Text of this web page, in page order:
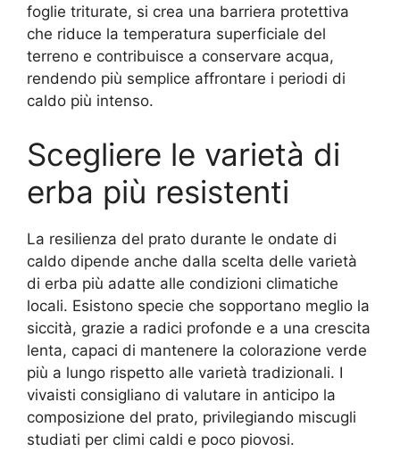
foglie triturate, si crea una barriera protettiva
che riduce la temperatura superficiale del
terreno e contribuisce a conservare acqua,
rendendo più semplice affrontare i periodi di
caldo più intenso.
Scegliere le varietà di
erba più resistenti
La resilienza del prato durante le ondate di
caldo dipende anche dalla scelta delle varietà
di erba più adatte alle condizioni climatiche
locali. Esistono specie che sopportano meglio la
siccità, grazie a radici profonde e a una crescita
lenta, capaci di mantenere la colorazione verde
più a lungo rispetto alle varietà tradizionali. I
vivaisti consigliano di valutare in anticipo la
composizione del prato, privilegiando miscugli
studiati per climi caldi e poco piovosi.